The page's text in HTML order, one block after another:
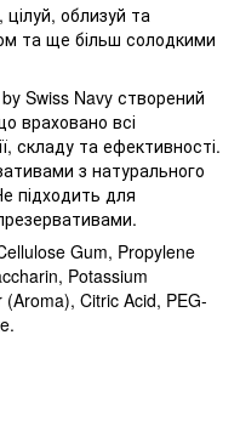
облизуй та
та ще більш солодкими
Swiss Navy створений
враховано всі
складу та ефективності.
з натурального
підходить для
Gum, Propylene
Potassium
Citric Acid, PEG-